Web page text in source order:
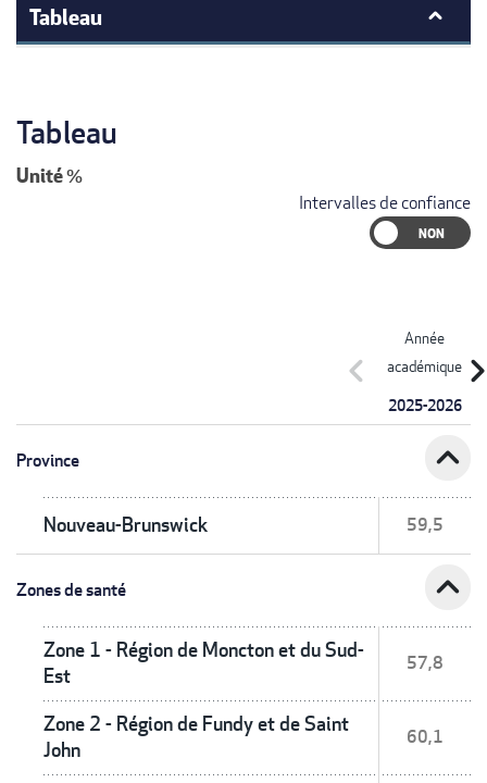
Tableau
Tableau
Unité%
Intervalles de confiance
Année
académique
2025-2026
chevron_left
Province expand_less
Nouveau-Brunswick 59,5
Zones de santé expand_less
Zone 1 - Région de Moncton et du Sud-
Est
57,8
Zone 2 - Région de Fundy et de Saint
John
60,1